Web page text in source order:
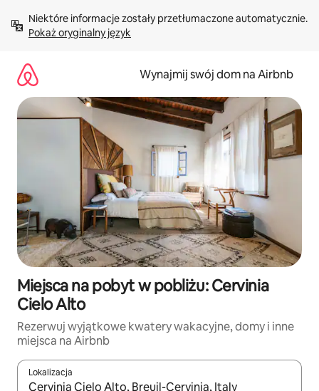
treści Pokaż oryginalny język
Wynajmij swój dom na Airbnb
Miejsca na pobyt w pobliżu: Cervinia
Cielo Alto
Rezerwuj wyjątkowe kwatery wakacyjne, domy i inne
miejsca na Airbnb
Lokalizacja
Gdy wyniki będą dostępne, możesz poruszać się po nich za